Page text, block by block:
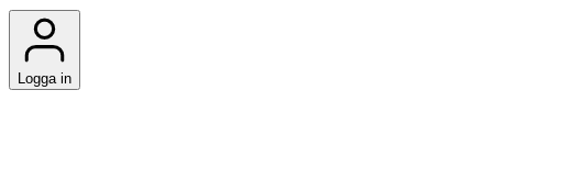
Logga in